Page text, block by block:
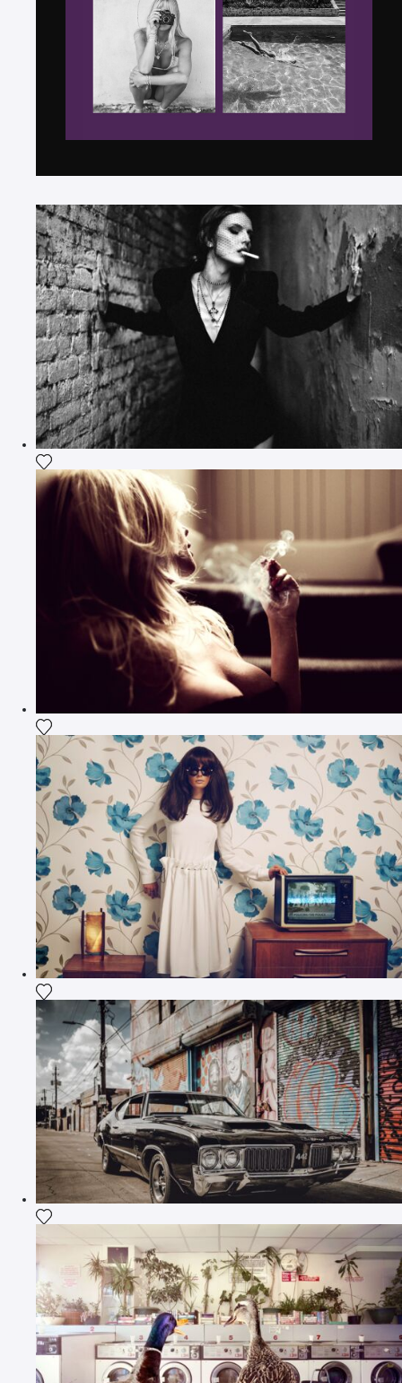
Ajouter la photographie à ma wishlist
Ajouter la photographie à ma wishlist
Ajouter la photographie à ma wishlist
Ajouter la photographie à ma wishlist